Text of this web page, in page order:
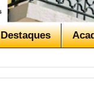
Destaques